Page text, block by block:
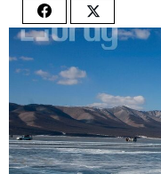
Share
on
Facebook
Share
on
Twitter